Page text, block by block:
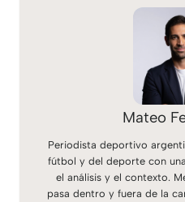
Mateo
Periodista deportivo
fútbol y del deporte con
el análisis y el contexto.
pasa dentro y fuera de la